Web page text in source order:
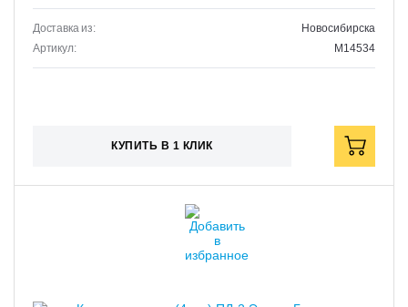
Доставка из:
Новосибирска
Артикул:
M14534
КУПИТЬ В 1 КЛИК